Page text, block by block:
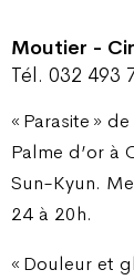
Moutier -
Tél. 032 493
« Parasite »
Palme d’or à
Sun-Kyun.
24 à 20h.
« Douleur et